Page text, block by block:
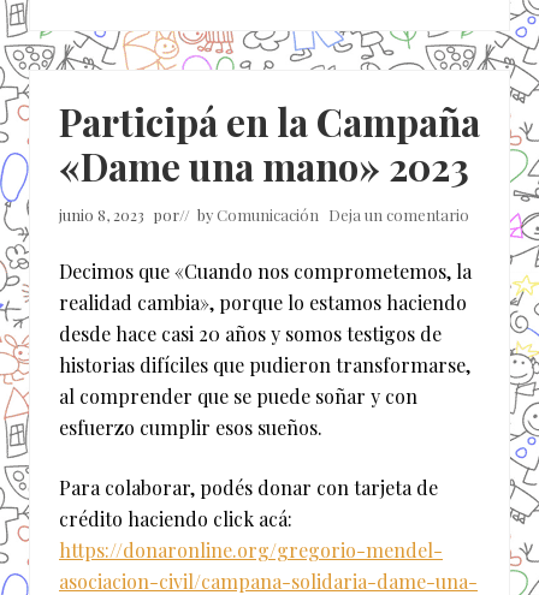
Participá en la Campaña
«Dame una mano» 2023
junio 8, 2023 por// byComunicación Deja un comentario
Decimos que «Cuando nos comprometemos, la
realidad cambia», porque lo estamos haciendo
desde hace casi 20 años y somos testigos de
historias difíciles que pudieron transformarse,
al comprender que se puede soñar y con
esfuerzo cumplir esos sueños.
Para colaborar, podés donar con tarjeta de
crédito haciendo click acá:
https://donaronline.org/gregorio-mendel-
asociacion-civil/campana-solidaria-dame-una-